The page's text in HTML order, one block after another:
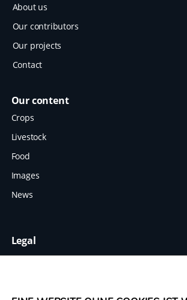
About us
Our contributors
Our projects
Contact
Our content
Crops
Livestock
Food
Images
News
Legal
Terms
Imprint
The Legume Hub is a result